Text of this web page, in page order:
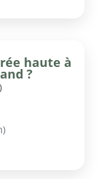
haute à
?
)